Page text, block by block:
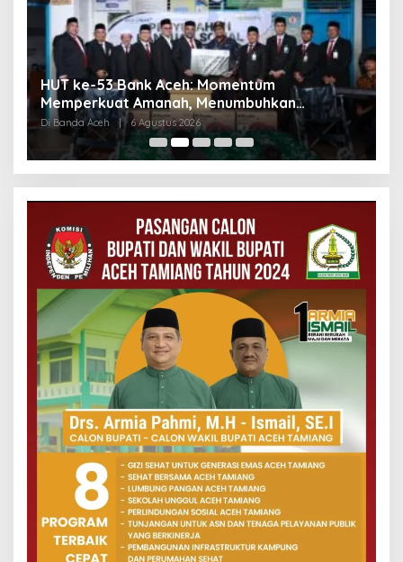
HUT ke-53 Bank Aceh: Momentum
Memperkuat Amanah, Menumbuhkan
Keberkahan Bagi Aceh
Di Banda Aceh | 6 Agustus 2026